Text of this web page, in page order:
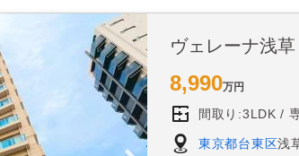
ヴェレーナ浅草
8,990万円
間取り:3LDK
東京都台東区浅